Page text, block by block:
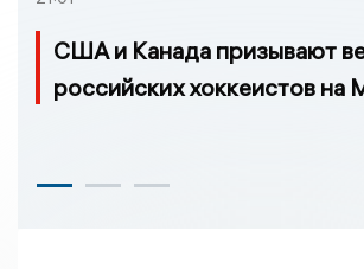
США и Канада призывают
российских хоккеистов